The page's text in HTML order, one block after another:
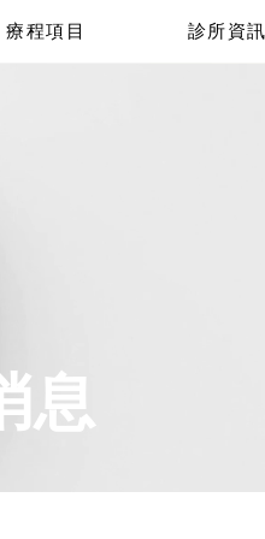
療程項目 診所資訊
息